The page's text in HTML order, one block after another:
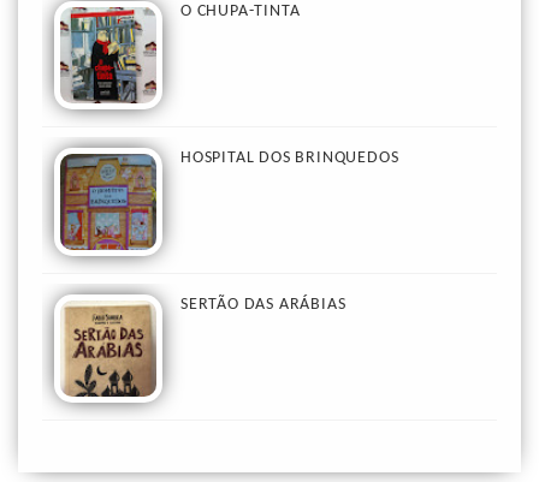
O CHUPA-TINTA
HOSPITAL DOS BRINQUEDOS
SERTÃO DAS ARÁBIAS